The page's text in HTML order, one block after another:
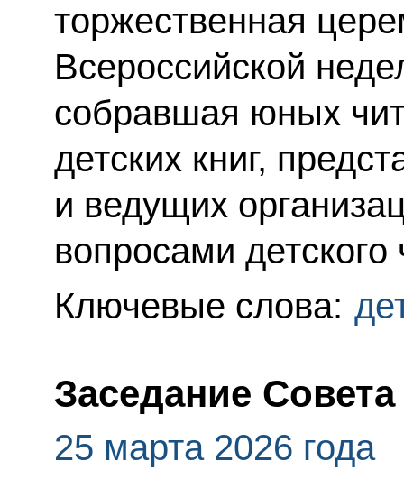
торжественная
Всероссийской
собравшая юных
детских книг,
и ведущих
вопросами детского
Ключевые слова:
Заседание
25 марта 2026 года